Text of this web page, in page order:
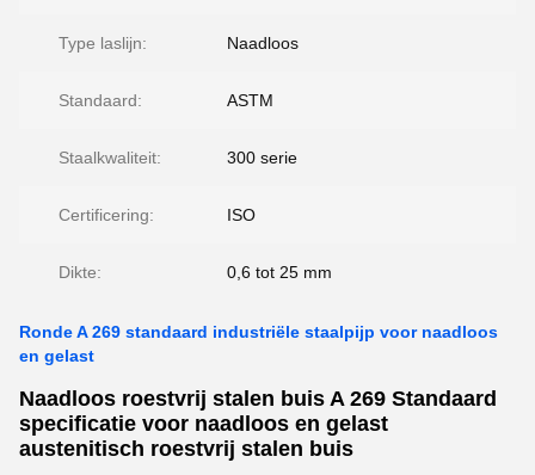
Type laslijn: Naadloos
Standaard: ASTM
Staalkwaliteit: 300 serie
Certificering: ISO
Dikte: 0,6 tot 25 mm
Ronde A 269 standaard industriële staalpijp voor naadloos
en gelast
Naadloos roestvrij stalen buis A 269 Standaard
specificatie voor naadloos en gelast
austenitisch roestvrij stalen buis